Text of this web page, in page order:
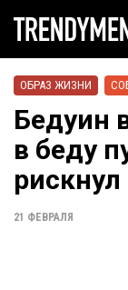
ОБРАЗ ЖИЗНИ
Бедуин
в беду
21 ФЕВРАЛЯ